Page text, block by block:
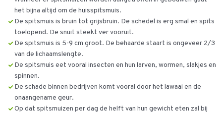
het bijna altijd om de huisspitsmuis.
De spitsmuis is bruin tot grijsbruin. De schedel is erg smal en spits
toelopend. De snuit steekt ver vooruit.
De spitsmuis is 5-9 cm groot. De behaarde staart is ongeveer 2/3
van de lichaamslengte.
De spitsmuis eet vooral insecten en hun larven, wormen, slakjes en
spinnen.
De schade binnen bedrijven komt vooral door het lawaai en de
onaangename geur.
Op dat spitsmuizen per dag de helft van hun gewicht eten zal bij